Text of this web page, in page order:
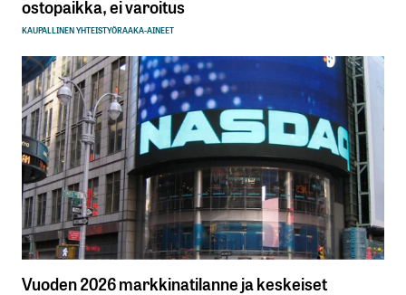
ostopaikka, ei varoitus
KAUPALLINEN YHTEISTYÖRAAKA-AINEET
Vuoden 2026 markkinatilanne ja keskeiset